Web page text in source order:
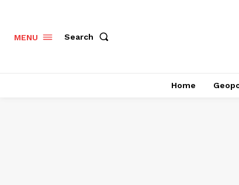
MENU Search
Home